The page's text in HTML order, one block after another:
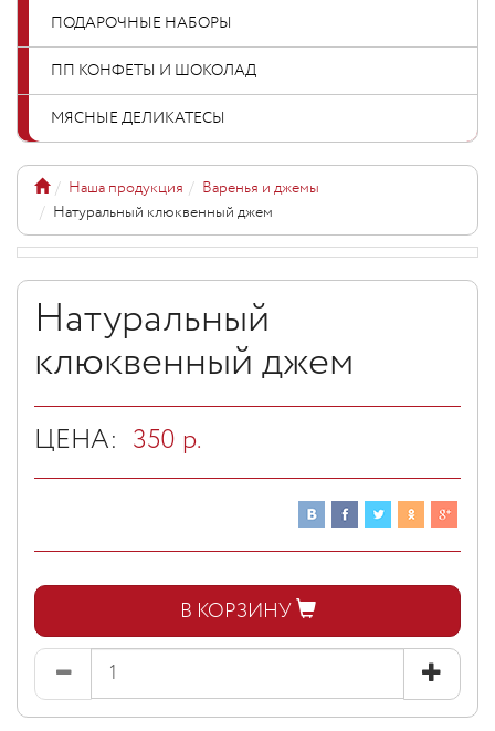
ПОДАРОЧНЫЕ НАБОРЫ
ПП КОНФЕТЫ И ШОКОЛАД
МЯСНЫЕ ДЕЛИКАТЕСЫ
Наша продукция
Варенья и джемы
Натуральный клюквенный джем
Натуральный
клюквенный джем
ЦЕНА: 350 р.
В КОРЗИНУ